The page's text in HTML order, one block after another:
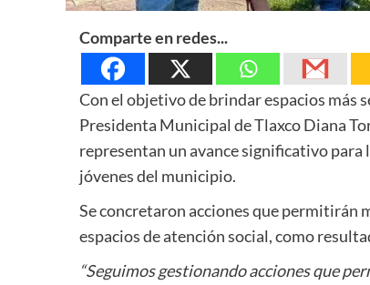
Comparte en redes...
Con el objetivo de brindar espacios más
Presidenta Municipal de Tlaxco Diana
representan un avance significativo
jóvenes del municipio.
Se concretaron acciones que permitirán
espacios de atención social, como
“Seguimos gestionando acciones que